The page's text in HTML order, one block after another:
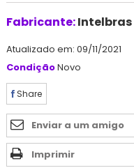
Fabricante:Intelbras
Atualizado em: 09/11/2021
CondiçãoNovo
Share
Enviar a um amigo
Imprimir